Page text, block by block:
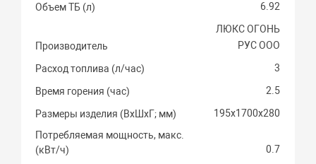
Объем ТБ (л) 6.92
Производитель
ЛЮКС ОГОНЬ
РУС ООО
Расход топлива (л/час) 3
Время горения (час) 2.5
Размеры изделия (ВхШхГ; мм)
195х1700х280
Потребляемая мощность, макс.
(кВт/ч)
0.7